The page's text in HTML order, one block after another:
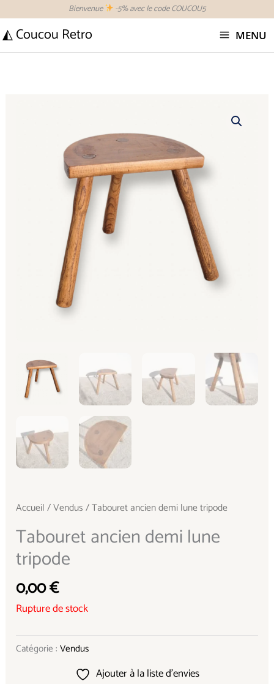
contenu
Bienvenue -5% avec le code COUCOU5
◭ Coucou Retro MENU
Accueil /Vendus / Tabouret ancien demi lune tripode
Tabouret ancien demi lune
tripode
0,00€
Rupture de stock
Catégorie :Vendus
Ajouter à la liste d’envies